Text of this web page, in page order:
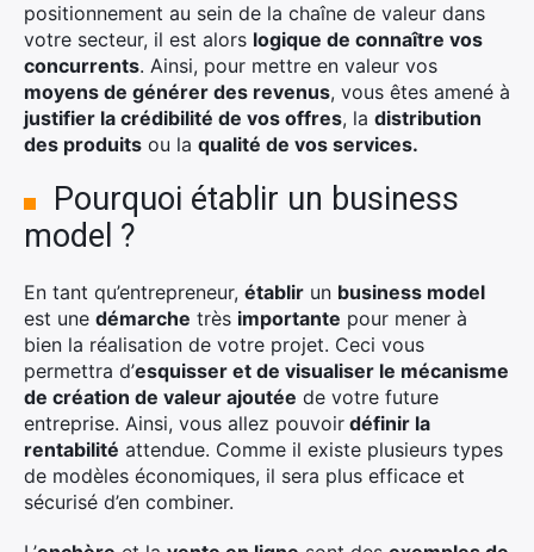
positionnement au sein de la chaîne de valeur dans
votre secteur, il est alors logique de connaître vos
concurrents. Ainsi, pour mettre en valeur vos
moyens de générer des revenus, vous êtes amené à
justifier la crédibilité de vos offres, la distribution
des produits ou la qualité de vos services.
Pourquoi établir un business
model ?
En tant qu’entrepreneur, établir un business model
est une démarche très importante pour mener à
bien la réalisation de votre projet. Ceci vous
permettra d’esquisser et de visualiser le mécanisme
de création de valeur ajoutée de votre future
entreprise. Ainsi, vous allez pouvoir définir la
rentabilité attendue. Comme il existe plusieurs types
de modèles économiques, il sera plus efficace et
sécurisé d’en combiner.